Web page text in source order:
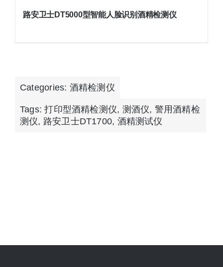
路安卫士DT5000型智能人脸识别酒精检测仪
Categories: 酒精检测仪
Tags:打印型酒精检测仪, 测酒仪, 警用酒精检
测仪, 路安卫士DT1700, 酒精测试仪